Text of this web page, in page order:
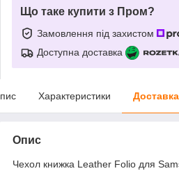
Що таке купити з Пром?
Замовлення під захистом
Доступна доставка
Характеристики Доставка
Опис
Чехол книжка Leather Folio для